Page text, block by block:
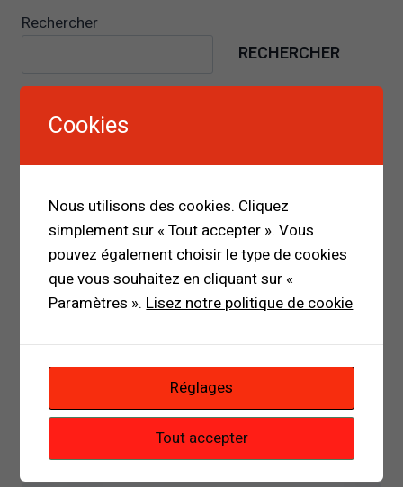
Rechercher
RECHERCHER
Mamadou Diouma Bah : quand une affaire de fraude
au bac se termine par la mort d’un élève
Cookies
Nous utilisons des cookies. Cliquez
simplement sur « Tout accepter ». Vous
pouvez également choisir le type de cookies
que vous souhaitez en cliquant sur «
Paramètres ».Lisez notre politique de cookie
Réglages
Tout accepter